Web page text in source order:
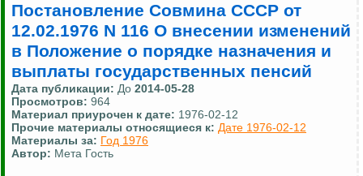
Постановление Совмина СССР от
12.02.1976 N 116 О внесении изменений
в Положение о порядке назначения и
выплаты государственных пенсий
Дата публикации: До 2014-05-28
Просмотров: 964
Материал приурочен к дате: 1976-02-12
Прочие материалы относящиеся к: Дате 1976-02-12
Материалы за: Год 1976
Автор: Мета Гость